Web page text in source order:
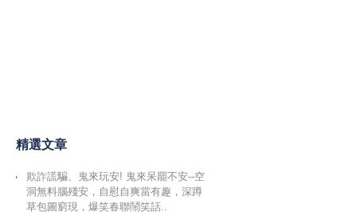
精選文章
欺詐謊騙、鬼來玩安! 鬼來呆罷不安--空
洞無料腦殘安，自慰自爽當有趣，深蹲
草包圖窮現，爆笑春聯鬧笑話..